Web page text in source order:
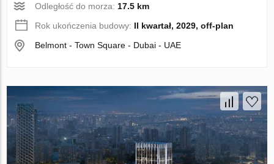
Odległość do morza: 17.5 km
Rok ukończenia budowy: II kwartał, 2029, off-plan
Belmont - Town Square - Dubai - UAE